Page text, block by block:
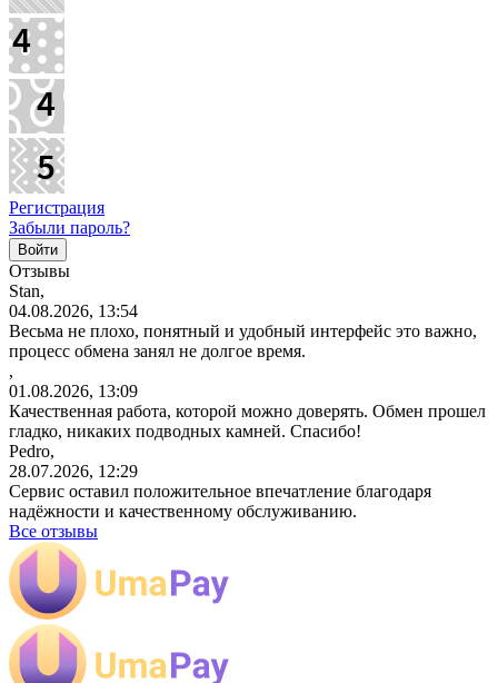
Регистрация
Забыли пароль?
Отзывы
Stan,
04.08.2026, 13:54
Весьма не плохо, понятный и удобный интерфейс это важно,
процесс обмена занял не долгое время.
,
01.08.2026, 13:09
Качественная работа, которой можно доверять. Обмен прошел
гладко, никаких подводных камней. Спасибо!
Pedro,
28.07.2026, 12:29
Сервис оставил положительное впечатление благодаря
надёжности и качественному обслуживанию.
Все отзывы